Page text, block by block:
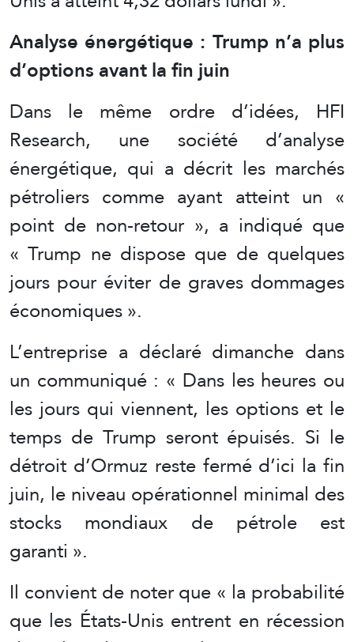
Analyse énergétique : Trump n’a plus
d’options avant la fin juin
Dans le même ordre d’idées, HFI
Research, une société d’analyse
énergétique, qui a décrit les marchés
pétroliers comme ayant atteint un «
point de non-retour », a indiqué que
« Trump ne dispose que de quelques
jours pour éviter de graves dommages
économiques ».
L’entreprise a déclaré dimanche dans
un communiqué : « Dans les heures ou
les jours qui viennent, les options et le
temps de Trump seront épuisés. Si le
détroit d’Ormuz reste fermé d’ici la fin
juin, le niveau opérationnel minimal des
stocks mondiaux de pétrole est
garanti ».
Il convient de noter que « la probabilité
que les États-Unis entrent en récession